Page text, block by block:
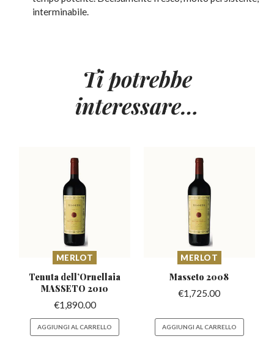
interminabile.
Ti potrebbe
interessare…
MERLOT
Tenuta dell’Ornellaia
MASSETO 2010
€1,890.00
AGGIUNGI AL CARRELLO
MERLOT
Masseto 2008
€1,725.00
AGGIUNGI AL CARRELLO